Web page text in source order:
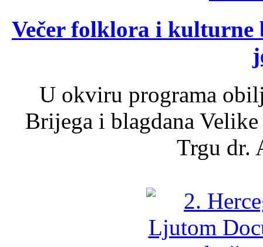
Večer folklora i kulturne
U okviru programa
Brijega i blagdana
Trgu dr.